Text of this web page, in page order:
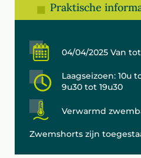
Praktische
04/04/2025 Van tot
Laagseizoen: 10u
9u30 tot 19u30
Verwarmd
Zwemshorts zijn